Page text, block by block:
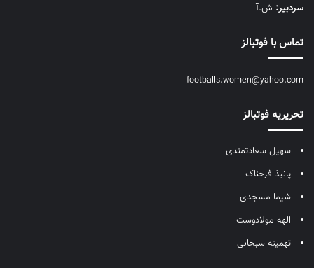
سردبیر: ش.آ
تماس با فوتبالز
footballs.women@yahoo.com
تحریریه فوتبالز
سهیل سعادتمندی
پانیذ فرحناک
شیما مسجدی
الهه مولادوست
تهمینه سبحانی